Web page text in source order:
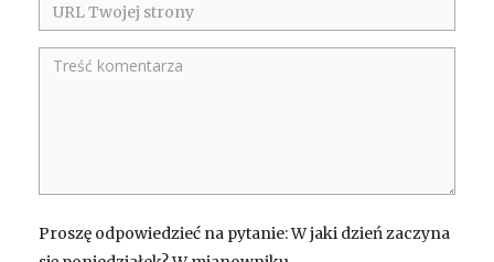
Proszę odpowiedzieć na pytanie: W jaki dzień zaczyna